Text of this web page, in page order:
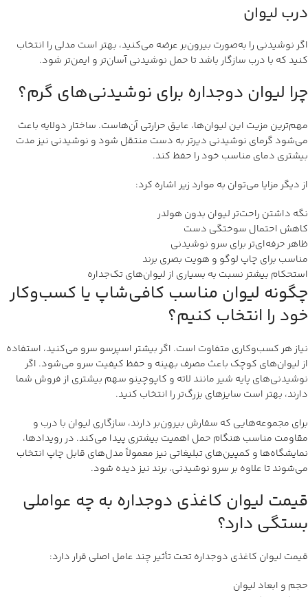
درب لیوان
اگر نوشیدنی را به‌صورت بیرون‌بر عرضه می‌کنید، بهتر است مدلی را انتخاب
کنید که با درب سازگار باشد تا حمل نوشیدنی آسان‌تر و ایمن‌تر شود.
چرا لیوان دوجداره برای نوشیدنی‌های گرم؟
مهم‌ترین مزیت این لیوان‌ها، عایق حرارتی آن‌هاست. ساختار دولایه باعث
می‌شود گرمای نوشیدنی دیرتر به دست منتقل شود و نوشیدنی نیز مدت
بیشتری دمای مناسب خود را حفظ کند.
از دیگر مزایا می‌توان به موارد زیر اشاره کرد:
نگه داشتن راحت‌تر لیوان بدون هولدر
کاهش احتمال سوختگی دست
ظاهر حرفه‌ای‌تر برای سرو نوشیدنی
مناسب برای چاپ لوگو و هویت بصری برند
استحکام بیشتر نسبت به بسیاری از لیوان‌های تک‌جداره
چگونه لیوان مناسب کافی‌شاپ یا کسب‌وکار
خود را انتخاب کنیم؟
نیاز هر کسب‌وکاری متفاوت است. اگر بیشتر اسپرسو سرو می‌کنید، استفاده
از لیوان‌های کوچک باعث مصرف بهینه و حفظ کیفیت سرو می‌شود. اگر
نوشیدنی‌های پایه شیر مانند لاته و کاپوچینو سهم بیشتری از فروش شما
دارند، بهتر است سایزهای بزرگ‌تر را انتخاب کنید.
برای مجموعه‌هایی که سفارش بیرون‌بر دارند، سازگاری لیوان با درب و
مقاومت مناسب هنگام حمل اهمیت بیشتری پیدا می‌کند. در رویدادها،
نمایشگاه‌ها و کمپین‌های تبلیغاتی نیز معمولاً مدل‌های قابل چاپ انتخاب
می‌شوند تا علاوه بر سرو نوشیدنی، برند نیز دیده شود.
قیمت لیوان کاغذی دوجداره به چه عواملی
بستگی دارد؟
قیمت لیوان کاغذی دوجداره تحت تأثیر چند عامل اصلی قرار دارد:
حجم و ابعاد لیوان